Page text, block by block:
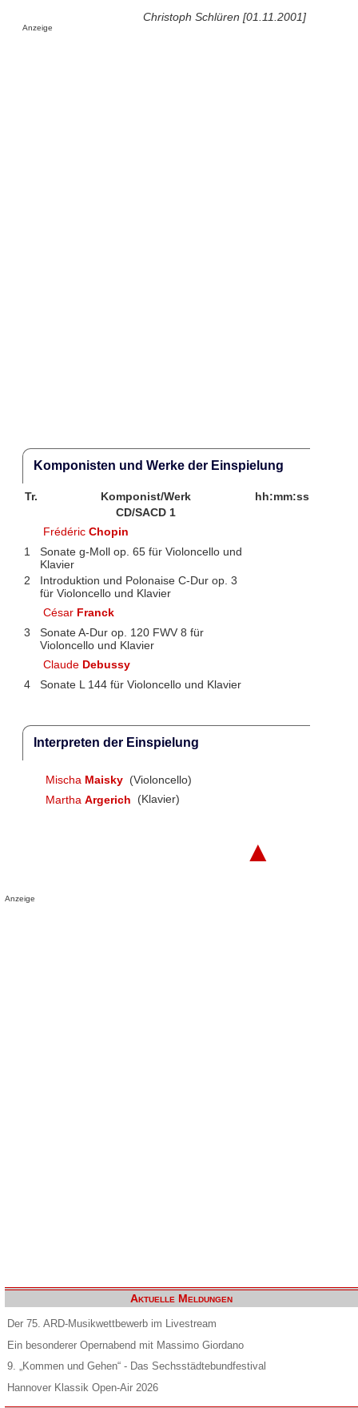
Christoph Schlüren [01.11.2001]
Anzeige
Komponisten und Werke der Einspielung
Tr. Komponist/Werk
hh:mm:ss
CD/SACD 1
FrédéricChopin
1
Sonate g-Moll op. 65 für Violoncello und
Klavier
2
Introduktion und Polonaise C-Dur op. 3
für Violoncello und Klavier
César Franck
3
Sonate A-Dur op. 120 FWV 8 für
Violoncello und Klavier
Claude Debussy
4
Sonate L 144 für Violoncello und Klavier
Interpreten der Einspielung
Mischa Maisky (Violoncello)
Martha Argerich (Klavier)
▲
Anzeige
Aktuelle Meldungen
Der 75. ARD-Musikwettbewerb im Livestream
Ein besonderer Opernabend mit Massimo Giordano
9. „Kommen und Gehen“ - Das Sechsstädtebundfestival
Hannover Klassik Open-Air 2026